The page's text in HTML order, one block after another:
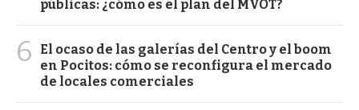
públicas: ¿cómo es el plan del MVOT?
6
El ocaso de las galerías del Centro y el boom
en Pocitos: cómo se reconfigura el mercado
de locales comerciales